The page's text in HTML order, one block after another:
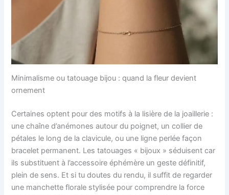
Minimalisme ou tatouage bijou : quand la fleur devient
ornement
Certaines optent pour des motifs à la lisière de la joaillerie :
une chaîne d’anémones autour du poignet, un collier de
pétales le long de la clavicule, ou une ligne perlée façon
bracelet permanent. Les tatouages « bijoux » séduisent car
ils substituent à l’accessoire éphémère un geste définitif,
plein de sens. Et si tu doutes du rendu, il suffit de regarder
une manchette florale stylisée pour comprendre la force